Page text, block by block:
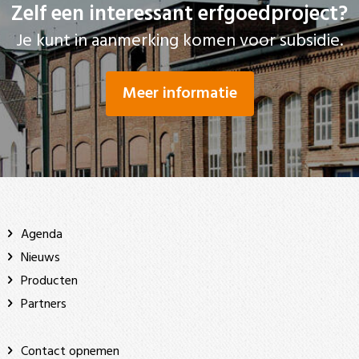
Zelf een interessant erfgoedproject?
Je kunt in aanmerking komen voor subsidie.
Meer informatie
Agenda
Nieuws
Producten
Partners
Contact opnemen